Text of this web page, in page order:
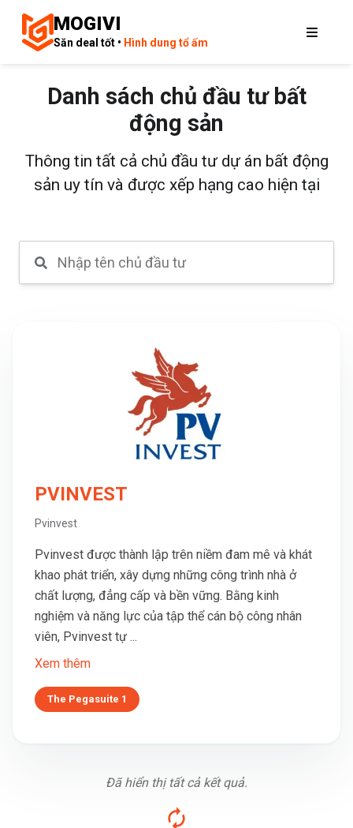
MOGIVI
Săn deal tốt • Hình dung tổ ấm
Danh sách chủ đầu tư bất
động sản
Thông tin tất cả chủ đầu tư dự án bất động
sản uy tín và được xếp hạng cao hiện tại
PVINVEST
Pvinvest
Pvinvest được thành lập trên niềm đam mê và khát
khao phát triển, xây dựng những công trình nhà ở
chất lượng, đẳng cấp và bền vững. Bằng kinh
nghiệm và năng lực của tập thể cán bộ công nhân
viên, Pvinvest tự ...
Xem thêm
The Pegasuite 1
Đã hiển thị tất cả kết quả.